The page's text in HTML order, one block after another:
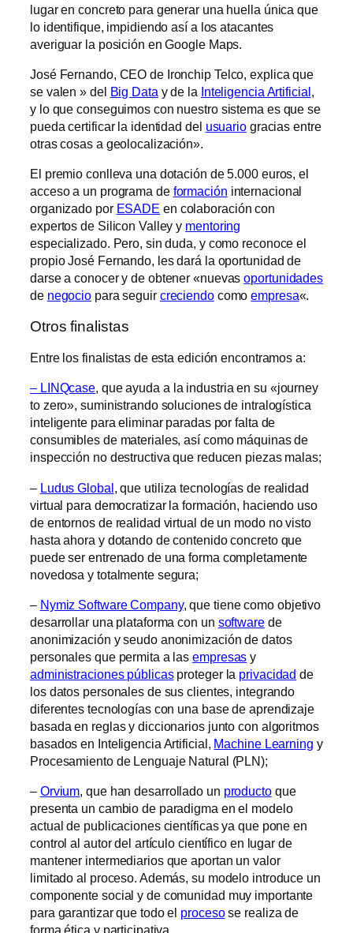
lugar en concreto para generar una huella única que
lo identifique, impidiendo así a los atacantes
averiguar la posición en Google Maps.
José Fernando, CEO de Ironchip Telco, explica que
se valen » del Big Data y de la Inteligencia Artificial,
y lo que conseguimos con nuestro sistema es que se
pueda certificar la identidad del usuariogracias entre
otras cosas a geolocalización».
El premio conlleva una dotación de 5.000 euros, el
acceso a un programa de formación internacional
organizado por ESADE en colaboración con
expertos de Silicon Valley y mentoring
especializado. Pero, sin duda, y como reconoce el
propio José Fernando, les dará la oportunidad de
darse a conocer y de obtener «nuevasoportunidades
de negocio para seguir creciendocomoempresa«.
Otros finalistas
Entre los finalistas de esta edición encontramos a:
– LINQcase, que ayuda a la industria en su «journey
to zero», suministrando soluciones de intralogística
inteligente para eliminar paradas por falta de
consumibles de materiales, así como máquinas de
inspección no destructiva que reducen piezas malas;
– Ludus Global, que utiliza tecnologías de realidad
virtual para democratizar la formación, haciendo uso
de entornos de realidad virtual de un modo no visto
hasta ahora y dotando de contenido concreto que
puede ser entrenado de una forma completamente
novedosa y totalmente segura;
– Nymiz Software Company, que tiene como objetivo
desarrollar una plataforma con un softwarede
anonimización y seudo anonimización de datos
personales que permita a lasempresas y
administraciones públicasproteger la privacidad de
los datos personales de sus clientes, integrando
diferentes tecnologías con una base de aprendizaje
basada en reglas y diccionarios junto con algoritmos
basados en Inteligencia Artificial, Machine Learning y
Procesamiento de Lenguaje Natural (PLN);
– Orvium, que han desarrollado un productoque
presenta un cambio de paradigma en el modelo
actual de publicaciones científicas ya que pone en
control al autor del artículo científico en lugar de
mantener intermediarios que aportan un valor
limitado al proceso. Además, su modelo introduce un
componente social y de comunidad muy importante
para garantizar que todo el procesose realiza de
forma ética y participativa.